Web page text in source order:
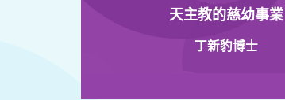
天主教的慈幼事業
丁新豹博士